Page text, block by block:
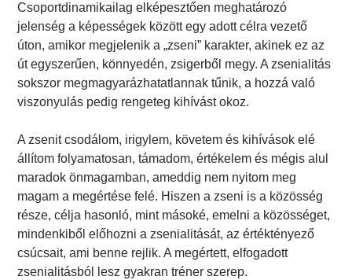
Csoportdinamikailag elképesztően meghatározó
jelenség a képességek között egy adott célra vezető
úton, amikor megjelenik a „zseni” karakter, akinek ez az
út egyszerűen, könnyedén, zsigerből megy. A zsenialitás
sokszor megmagyarázhatatlannak tűnik, a hozzá való
viszonyulás pedig rengeteg kihívást okoz.
A zsenit csodálom, irigylem, követem és kihívások elé
állítom folyamatosan, támadom, értékelem és mégis alul
maradok önmagamban, ameddig nem nyitom meg
magam a megértése felé. Hiszen a zseni is a közösség
része, célja hasonló, mint másoké, emelni a közösséget,
mindenkiből előhozni a zsenialitását, az értéktényező
csúcsait, ami benne rejlik. A megértett, elfogadott
zsenialitásból lesz gyakran tréner szerep.